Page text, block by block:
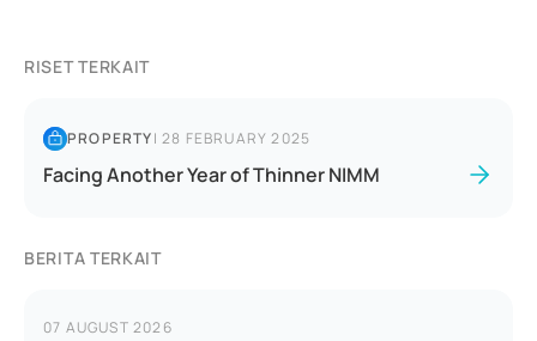
RISET TERKAIT
PROPERTY|28 FEBRUARY 2025
Facing Another Year of Thinner NIMM
BERITA TERKAIT
07 AUGUST 2026